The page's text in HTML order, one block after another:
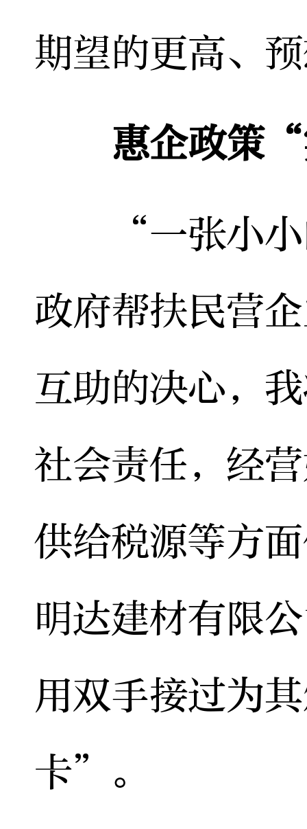
期望的更高、
惠企政策
“一张小小
政府帮扶民营
互助的决心，
社会责任，经
供给税源等方
明达建材有限
用双手接过为
卡”。